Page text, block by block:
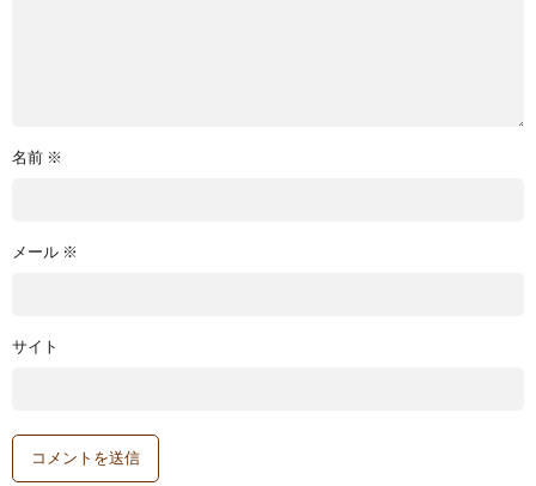
名前 ※
メール ※
サイト